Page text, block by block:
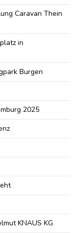
Caravan Thein
in
Burgen
2025
KNAUS KG